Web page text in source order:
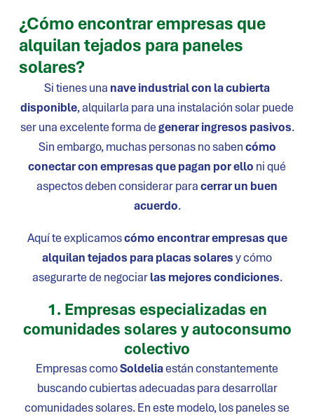
¿Cómo encontrar empresas que
alquilan tejados para paneles
solares?
Si tienes una nave industrial con la cubierta
disponible, alquilarla para una instalación solar puede
ser una excelente forma degenerar ingresos pasivos.
Sin embargo, muchas personas no sabencómo
conectar con empresas que pagan por ello ni qué
aspectos deben considerar paracerrar un buen
acuerdo.
Aquí te explicamoscómo encontrar empresas que
alquilan tejados para placas solaresy cómo
asegurarte de negociarlas mejores condiciones.
1. Empresas especializadas en
comunidades solares y autoconsumo
colectivo
Empresas comoSoldeliaestán constantemente
buscando cubiertas adecuadas para desarrollar
comunidades solares. En este modelo, los paneles se